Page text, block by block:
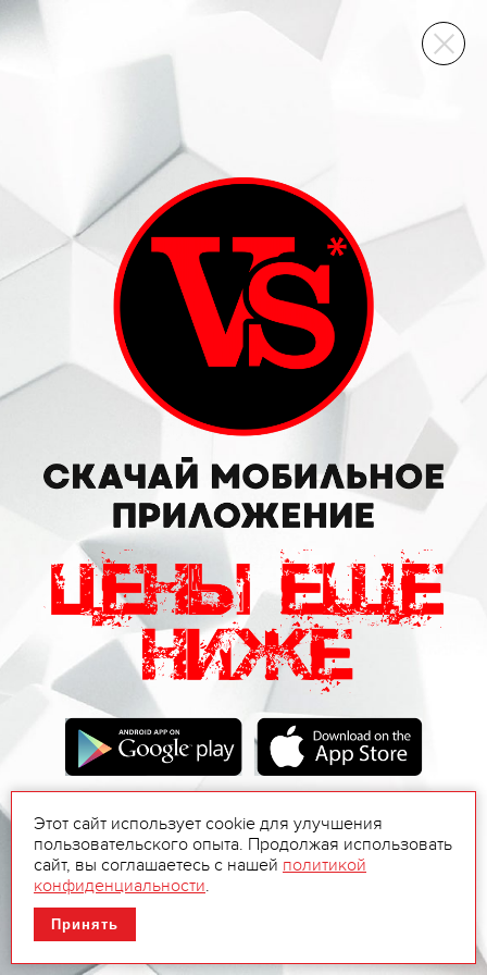
ВИННЫЙ СКЛАД
Этот сайт использует cookie для улучшения
пользовательского опыта. Продолжая использовать
сайт, вы соглашаетесь с нашей политикой
конфиденциальности.
Принять